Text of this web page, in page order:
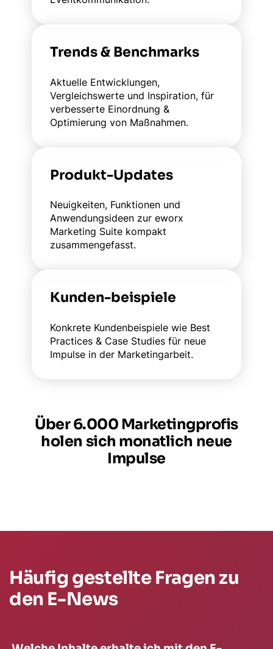
Trends & Benchmarks
Aktuelle Entwicklungen,
Vergleichswerte und Inspiration, für
verbesserte Einordnung &
Optimierung von Maßnahmen.
Produkt-Updates
Neuigkeiten, Funktionen und
Anwendungsideen zur eworx
Marketing Suite kompakt
zusammengefasst.
Kunden-beispiele
Konkrete Kundenbeispiele wie Best
Practices & Case Studies für neue
Impulse in der Marketingarbeit.
Über 6.000 Marketingprofis
holen sich monatlich neue
Impulse
Häufig gestellte Fragen zu
den E-News